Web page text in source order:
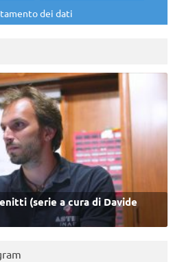
dei dati
(serie a cura di Davide